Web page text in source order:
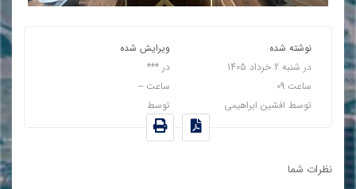
نوشته شده
در شنبه 2 خرداد 1405
ساعت 09
توسط افشین ابراهیمی
ویرایش شده
در ***
ساعت --
توسط
نظرات شما